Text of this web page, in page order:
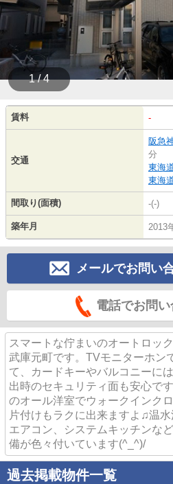
1 / 4
賃料 -
交通
阪急
分
東海
東海
間取り(面積) -(-)
築年月 2013
メールでお問い
電話でお問
スマートな佇まいのオートロッ
武庫元町です。TVモニターホン
て、カードキーやバルコニーに
出時のセキュリティ面も安心で
のオール洋室でウォークインク
片付けもラクに出来ますよ♫温
エアコン、システムキッチンな
備が色々付いています(^_^)/
過去掲載物件一覧